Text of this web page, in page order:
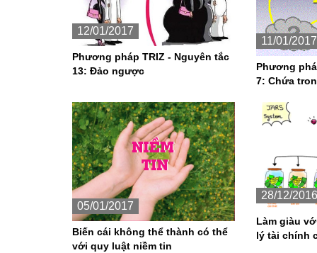
12/01/2017
Phương pháp TRIZ - Nguyên tắc
13: Đảo ngược
11/01/2017
Phương
7: Chứa
05/01/2017
Biến cái không thể thành có thể
với quy luật niềm tin
28/12/2016
Làm giàu
lý tài chính